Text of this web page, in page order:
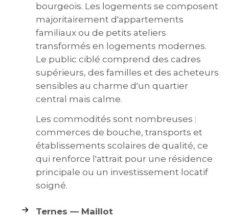
bourgeois. Les logements se composent
majoritairement d'appartements
familiaux ou de petits ateliers
transformés en logements modernes.
Le public ciblé comprend des cadres
supérieurs, des familles et des acheteurs
sensibles au charme d'un quartier
central mais calme.
Les commodités sont nombreuses :
commerces de bouche, transports et
établissements scolaires de qualité, ce
qui renforce l'attrait pour une résidence
principale ou un investissement locatif
soigné.
Ternes — Maillot